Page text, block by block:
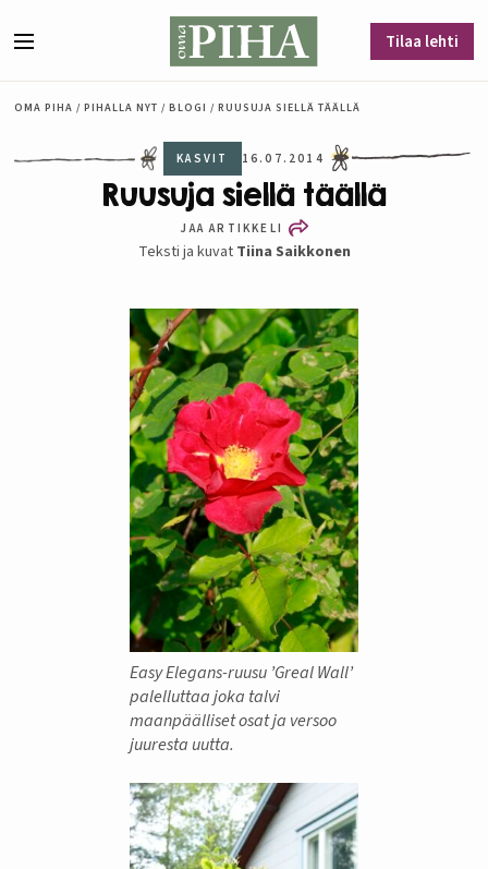
Tilaa lehti
OMA PIHA / PIHALLA NYT / BLOGI / RUUSUJA SIELLÄ TÄÄLLÄ
KASVIT 16.07.2014
Ruusuja siellä täällä
JAA ARTIKKELI
Teksti ja kuvat Tiina Saikkonen
Easy Elegans-ruusu ’Greal Wall’
palelluttaa joka talvi
maanpäälliset osat ja versoo
juuresta uutta.